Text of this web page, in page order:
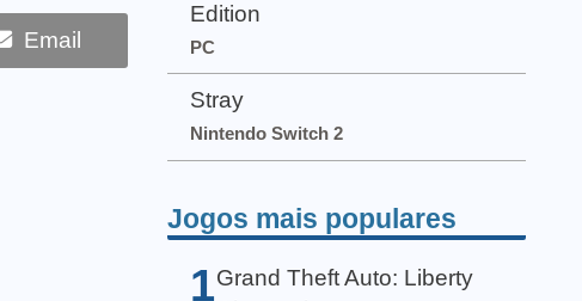
Email
Edition
PC
Stray
Nintendo Switch 2
Jogos mais populares
1 Grand Theft Auto: Liberty